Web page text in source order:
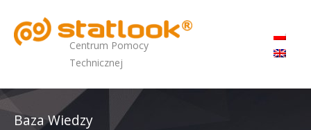
Centrum Pomocy
Technicznej
Baza Wiedzy